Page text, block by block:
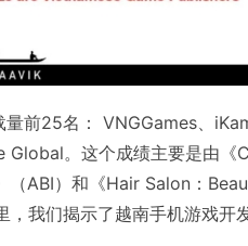
前25名： VNGGames、
。这个成绩主要是由《
（ABI）和《Hair Salon：
我们揭示了越南手机游戏开